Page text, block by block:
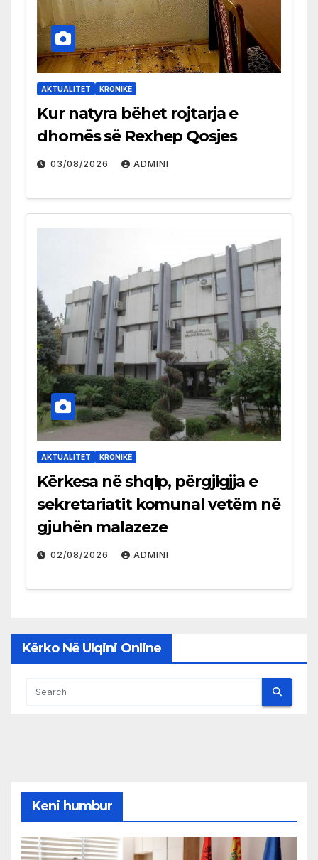
AKTUALITET KRONIKË
Kur natyra bëhet rojtarja e
dhomës së Rexhep Qosjes
03/08/2026 ADMINI
AKTUALITET KRONIKË
Kërkesa në shqip, përgjigjja e
sekretariatit komunal vetëm në
gjuhën malazeze
02/08/2026 ADMINI
Kërko Në Ulqini Online
Keni humbur